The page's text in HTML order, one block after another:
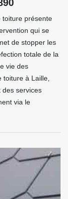
toiture présente
qui se
de stopper les
totale de la
vie des
à Laille,
des services
via le